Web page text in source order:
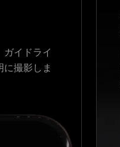
ガイドライ
撮影しま